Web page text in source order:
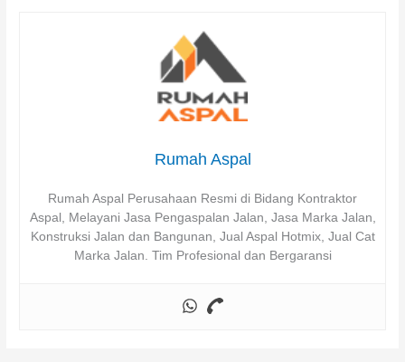
Rumah Aspal
Rumah Aspal Perusahaan Resmi di Bidang Kontraktor
Aspal, Melayani Jasa Pengaspalan Jalan, Jasa Marka Jalan,
Konstruksi Jalan dan Bangunan, Jual Aspal Hotmix, Jual Cat
Marka Jalan. Tim Profesional dan Bergaransi